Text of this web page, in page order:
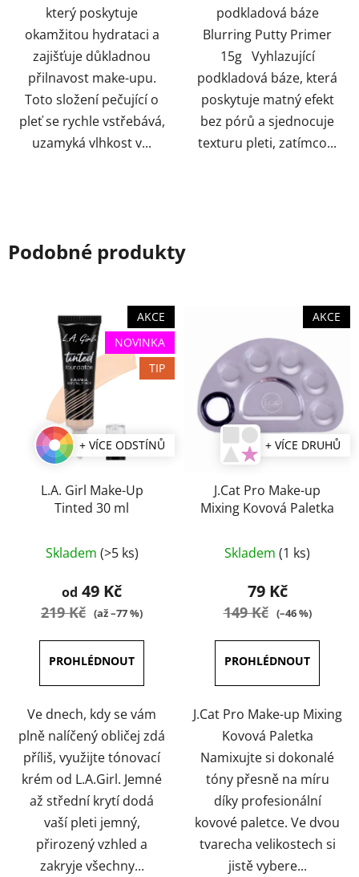
který poskytuje
okamžitou hydrataci a
zajišťuje důkladnou
přilnavost make-upu.
Toto složení pečující o
pleť se rychle vstřebává,
uzamyká vlhkost v...
podkladová báze
Blurring Putty Primer
15g Vyhlazující
podkladová báze, která
poskytuje matný efekt
bez pórů a sjednocuje
texturu pleti, zatímco...
Podobné produkty
AKCE
NOVINKA
TIP
+ VÍCE ODSTÍNŮ
L.A. Girl Make-Up
Tinted 30 ml
hodnocení
produktu
5
hvězdiček.
Skladem (>5 ks)
od 49 Kč
219 Kč (až –77 %)
Ve dnech, kdy se vám
plně nalíčený obličej zdá
příliš, využijte tónovací
krém od L.A.Girl. Jemné
až střední krytí dodá
vaší pleti jemný,
přirozený vzhled a
zakryje všechny...
AKCE
+ VÍCE DRUHŮ
J.Cat Pro Make-up
Mixing Kovová Paletka
Skladem (1 ks)
79 Kč
149 Kč (–46 %)
J.Cat Pro Make-up Mixing
Kovová Paletka
Namixujte si dokonalé
tóny přesně na míru
díky profesionální
kovové paletce. Ve dvou
tvarecha velikostech si
jistě vybere...